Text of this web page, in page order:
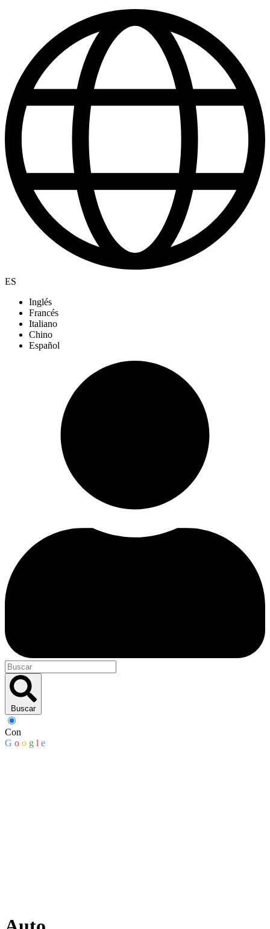
ES
Inglés
Francés
Italiano
Chino
Español
Buscar
Con
G o o g l e